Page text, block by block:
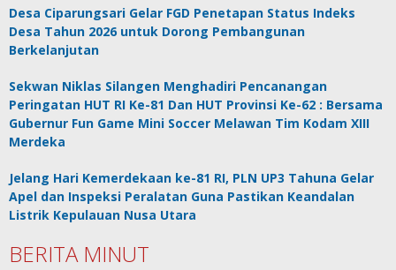
Desa Ciparungsari Gelar FGD Penetapan Status Indeks
Desa Tahun 2026 untuk Dorong Pembangunan
Berkelanjutan
Sekwan Niklas Silangen Menghadiri Pencanangan
Peringatan HUT RI Ke-81 Dan HUT Provinsi Ke-62 : Bersama
Gubernur Fun Game Mini Soccer Melawan Tim Kodam XIII
Merdeka
Jelang Hari Kemerdekaan ke-81 RI, PLN UP3 Tahuna Gelar
Apel dan Inspeksi Peralatan Guna Pastikan Keandalan
Listrik Kepulauan Nusa Utara
BERITA MINUT